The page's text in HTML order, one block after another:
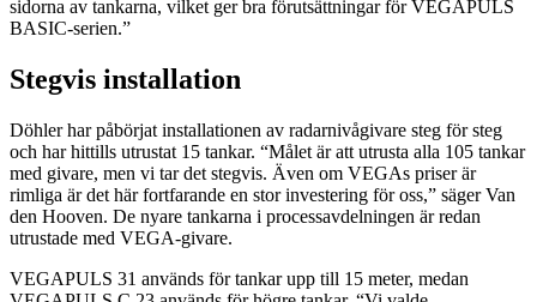
sidorna av tankarna, vilket ger bra förutsättningar för VEGAPULS
BASIC-serien.”
Stegvis installation
Döhler har påbörjat installationen av radarnivågivare steg för steg
och har hittills utrustat 15 tankar. “Målet är att utrusta alla 105 tankar
med givare, men vi tar det stegvis. Även om VEGAs priser är
rimliga är det här fortfarande en stor investering för oss,” säger Van
den Hooven. De nyare tankarna i processavdelningen är redan
utrustade med VEGA-givare.
VEGAPULS 31 används för tankar upp till 15 meter, medan